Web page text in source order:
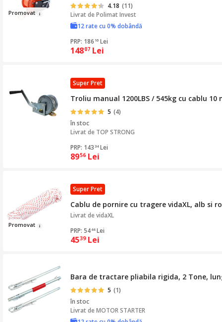
Promovat
4.18 (11)
Livrat dePolimat Invest
12 rate cu 0% dobândă
PRP: 186 16 Lei
14807 Lei
Super Pret
Troliu manual 1200LBS / 545kg cu cablu 10
5 (4)
în stoc
Livrat de TOP STRONG
PRP: 143 34 Lei
8956 Lei
Promovat
Super Pret
Cablu de pornire cu tragere vidaXL, alb si
Livrat devidaXL
PRP: 5444 Lei
4539 Lei
Bara de tractare pliabila rigida, 2 Tone,
5 (1)
în stoc
Livrat deMOTOR STARTER